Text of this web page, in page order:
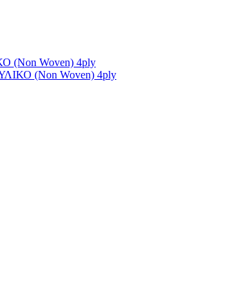
Woven) 4ply
(Non Woven) 4ply